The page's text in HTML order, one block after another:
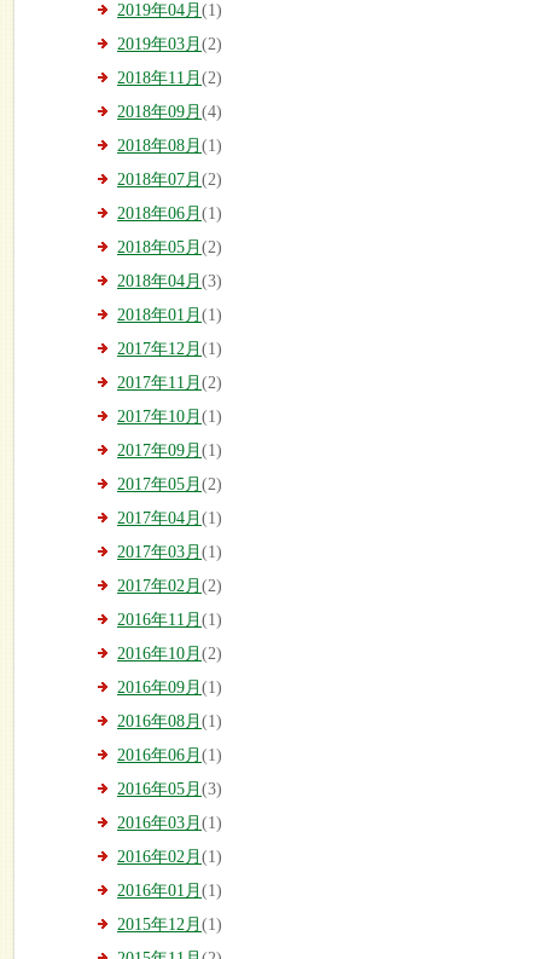
2019年04月 (1)
2019年03月 (2)
2018年11月 (2)
2018年09月 (4)
2018年08月 (1)
2018年07月 (2)
2018年06月 (1)
2018年05月 (2)
2018年04月 (3)
2018年01月 (1)
2017年12月 (1)
2017年11月 (2)
2017年10月 (1)
2017年09月 (1)
2017年05月 (2)
2017年04月 (1)
2017年03月 (1)
2017年02月 (2)
2016年11月 (1)
2016年10月 (2)
2016年09月 (1)
2016年08月 (1)
2016年06月 (1)
2016年05月 (3)
2016年03月 (1)
2016年02月 (1)
2016年01月 (1)
2015年12月 (1)